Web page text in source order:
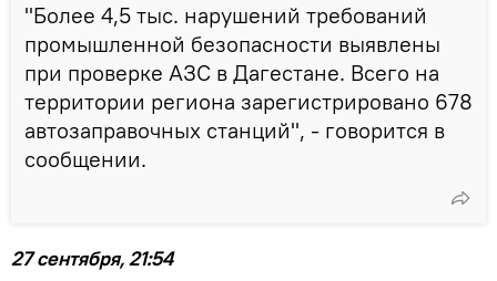
"Более 4,5 тыс. нарушений требований
промышленной безопасности выявлены
при проверке АЗС в Дагестане. Всего на
территории региона зарегистрировано 678
автозаправочных станций", - говорится в
сообщении.
27 сентября, 21:54